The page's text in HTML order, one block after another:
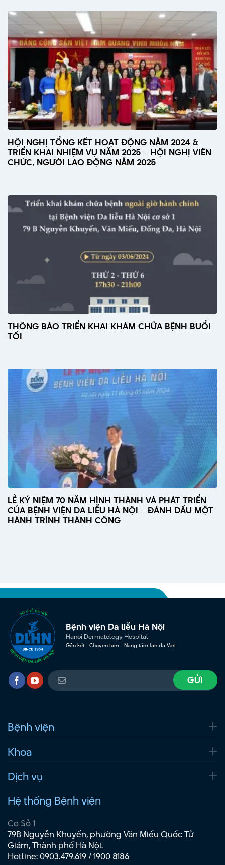
HỘI NGHỊ TỔNG KẾT HOẠT ĐỘNG NĂM 2024 &
TRIỂN KHAI NHIỆM VỤ NĂM 2025 – HỘI NGHỊ VIÊN
CHỨC, NGƯỜI LAO ĐỘNG NĂM 2025
THÔNG BÁO TRIỂN KHAI KHÁM CHỮA BỆNH BUỔI
TỐI
LỄ KỶ NIỆM 70 NĂM HÌNH THÀNH VÀ PHÁT TRIỂN
CỦA BỆNH VIỆN DA LIỄU HÀ NỘI – ĐÁNH DẤU MỘT
HÀNH TRÌNH THÀNH CÔNG
Bệnh viện Da liễu Hà Nội
Hanoi Dermatology Hospital
Gắn kết - Chuyên tâm - Nâng tầm làn da Việt
Bệnh viện
Khoa
Dịch vụ
Hệ thống Bệnh viện
Cơ Sở 1
79B Nguyễn Khuyến, phường Văn Miếu Quốc Tử
Giám, Thành phố Hà Nội.
Hotline:0903.479.619/1900 8186